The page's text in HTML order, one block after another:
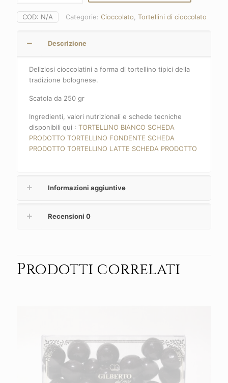
COD: N/A Categorie: Cioccolato Tortellini di cioccolato
Descrizione
Deliziosi cioccolatini a forma di tortellino tipici della
tradizione bolognese.
Scatola da 250 gr
Ingredienti, valori nutrizionali e schede tecniche
disponibili qui :TORTELLINO BIANCO SCHEDA
PRODOTTO TORTELLINO FONDENTE SCHEDA
PRODOTTO TORTELLINO LATTE SCHEDA PRODOTTO
Informazioni aggiuntive
Recensioni 0
Prodotti correlati